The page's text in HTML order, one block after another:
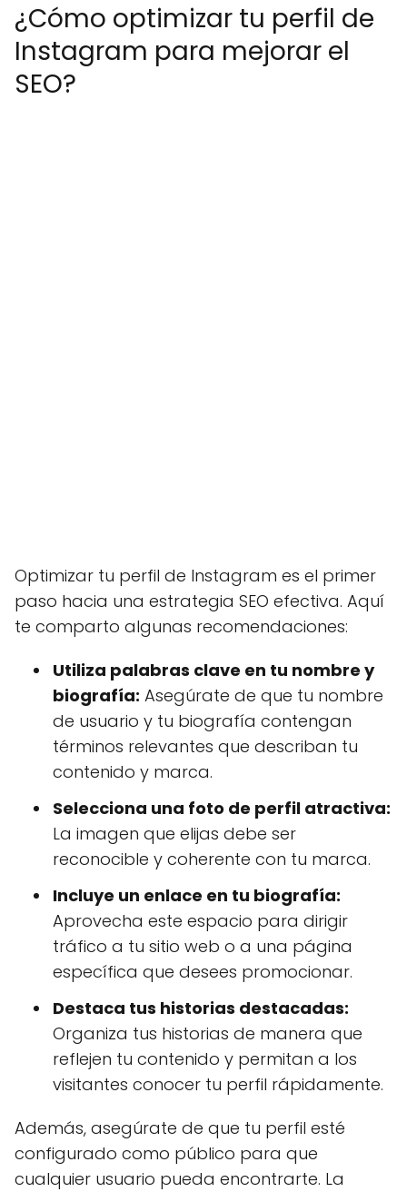
¿Cómo optimizar tu perfil de
Instagram para mejorar el
SEO?
Optimizar tu perfil de Instagram es el primer
paso hacia una estrategia SEO efectiva. Aquí
te comparto algunas recomendaciones:
Utiliza palabras clave en tu nombre y
biografía: Asegúrate de que tu nombre
de usuario y tu biografía contengan
términos relevantes que describan tu
contenido y marca.
Selecciona una foto de perfil atractiva:
La imagen que elijas debe ser
reconocible y coherente con tu marca.
Incluye un enlace en tu biografía:
Aprovecha este espacio para dirigir
tráfico a tu sitio web o a una página
específica que desees promocionar.
Destaca tus historias destacadas:
Organiza tus historias de manera que
reflejen tu contenido y permitan a los
visitantes conocer tu perfil rápidamente.
Además, asegúrate de que tu perfil esté
configurado como público para que
cualquier usuario pueda encontrarte. La